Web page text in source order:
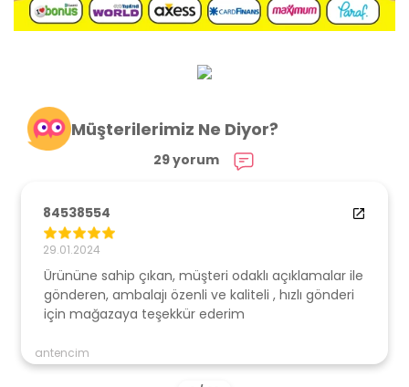
Müşterilerimiz Ne Diyor?
29 yorum
84538554
29.01.2024
Ürününe sahip çıkan, müşteri odaklı açıklamalar ile
gönderen, ambalajı özenli ve kaliteli , hızlı gönderi
için mağazaya teşekkür ederim
antencim